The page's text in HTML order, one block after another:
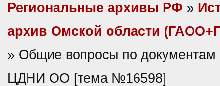
Региональные архивы РФ »
архив Омской области
» Общие вопросы по
ЦДНИ ОО [тема №16598]